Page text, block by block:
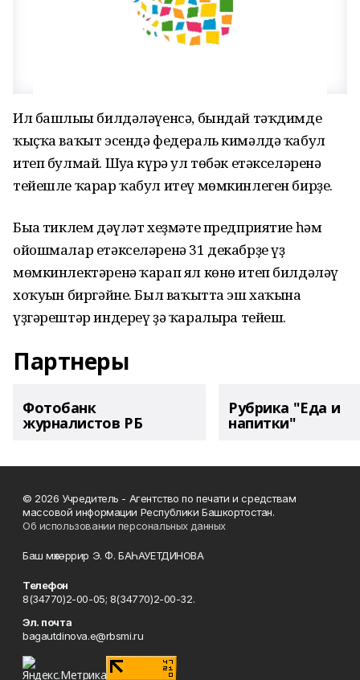
Ил башлығы билдәләүенсә, бындай тәҡдимде
ҡыҫҡа ваҡыт эсендә федераль кимәлдә ҡабул
итеп булмай. Шуға күрә ул төбәк етәкселәренә
тейешле ҡарар ҡабул итеү мөмкинлеген бирҙе.
Быға тиклем дәүләт хеҙмәте предприятие һәм
ойошмалар етәкселәренә 31 декабрҙе үҙ
мөмкинлектәренә ҡарап ял көнө итеп билдәләү
хоҡуғын биргәйне. Был ваҡытта эш хаҡына
үҙгәрештәр индереү ҙә ҡаралырға тейеш.
Партнеры
Фотобанк
журналистов РБ
Рубрика "Еда и
напитки"
© 2026 Учредитель - Агентство по печати и средствам
массовой информации Республики Башкортостан.
Об использовании персональных данных
Баш мөхәррир Э. Ф. БАҺАУЕТДИНОВА
Телефон
8(34770)2-00-05; 8(34770)2-00-32.
Эл. почта
bagautdinova.e@rbsmi.ru